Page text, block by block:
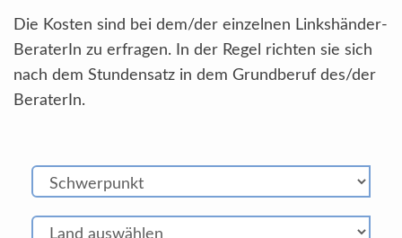
Die Kosten sind bei dem/der einzelnen Linkshänder-
BeraterIn zu erfragen. In der Regel richten sie sich
nach dem Stundensatz in dem Grundberuf des/der
BeraterIn.